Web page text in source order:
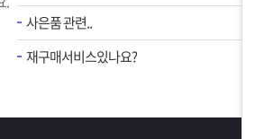
사은품 관련..
재구매서비스있나요?